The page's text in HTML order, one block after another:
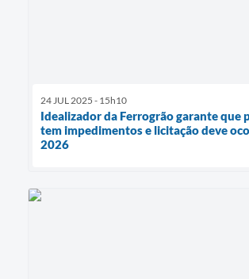
24 JUL 2025 - 15h10
Idealizador da Ferrogrão garante que
tem impedimentos e licitação deve
2026